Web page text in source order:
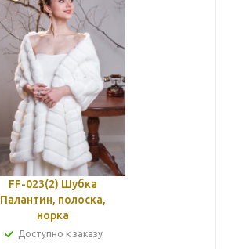
FF-023(2) Шубка
Палантин, полоска,
норка
Доступно к заказу